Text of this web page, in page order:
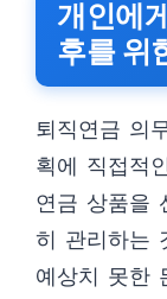
개인에
후를 위
퇴직연금 의
획에 직접적
연금 상품을
히 관리하는
예상치 못한